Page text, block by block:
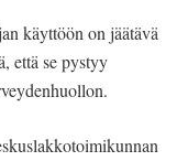
käyttöön on jäätävä
että se pystyy